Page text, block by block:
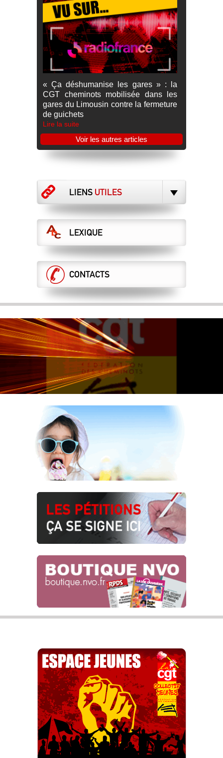
« Ça déshumanise les gares » : la
CGT cheminots mobilisée dans les
gares du Limousin contre la fermeture
de guichets
Lire la suite
Voir les autres articles
LIENS UTILES
LEXIQUE
CONTACTS